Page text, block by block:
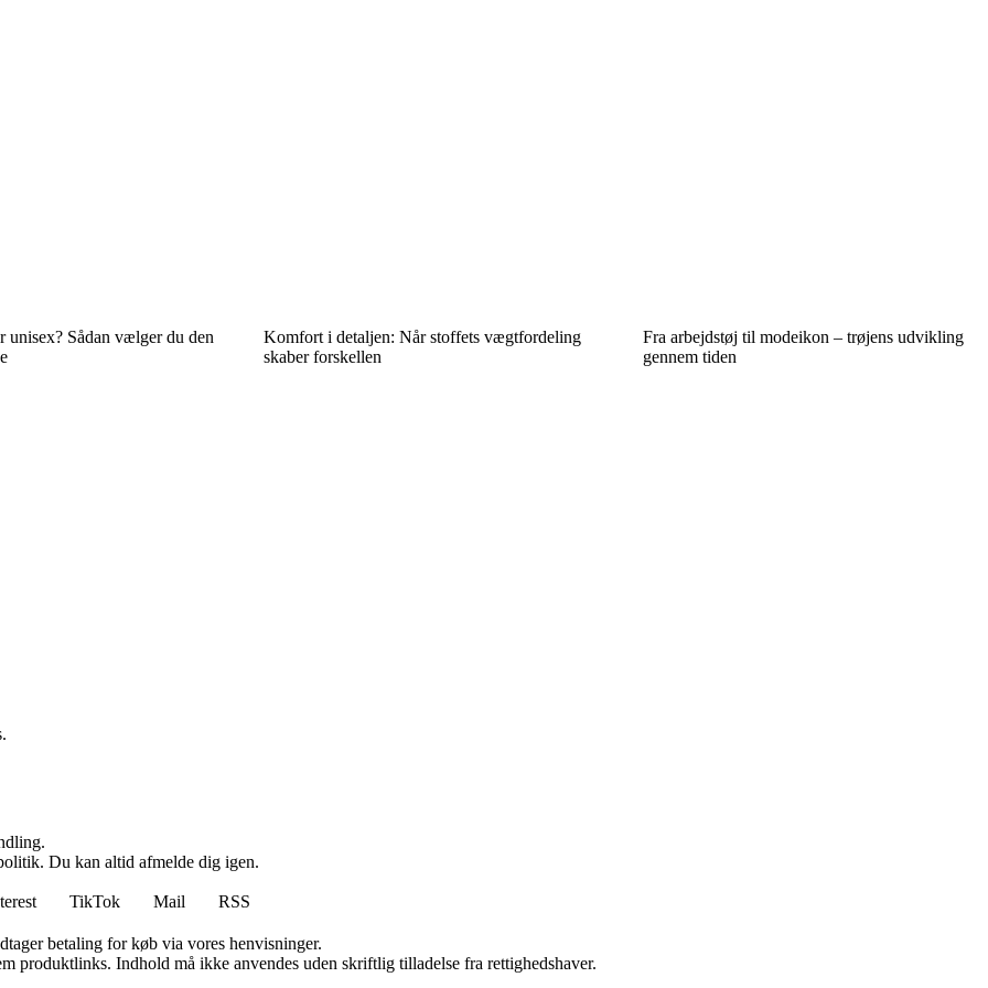
unisex? Sådan vælger du den
Komfort i detaljen: Når stoffets vægtfordeling
skaber forskellen
Fra arbejdstøj til modeikon – trøjens udvikling
gennem tiden
Du kan altid afmelde dig igen.
TikTok Mail RSS
betaling for køb via vores henvisninger.
produktlinks. Indhold må ikke anvendes uden skriftlig tilladelse fra rettighedshaver.